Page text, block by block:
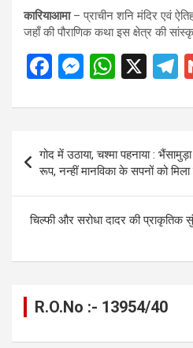
कारियाआमा– प्राचीन शनि मंदिर एवं
जहाँ की पौराणिक कथा इस क्षेत्र की
F
ce
b
o
o
k
M
se
g
er
W
at
A
p
p
X
T
e
a
Post
navigation
गोद में उठाया, चश्मा पहनाया :
रूप, नन्हीं मानविका के सपनों को
चिल्फी और सरोधा दादर की प्राकृतिक
R.O.No :- 13954/40